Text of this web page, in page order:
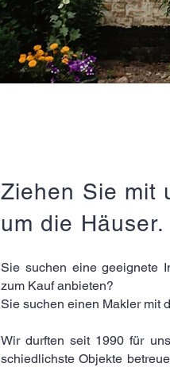
Ziehen Sie mit
um die Häuser.
Sie suchen eine geeignete
zum Kauf anbieten?
Sie suchen einen Makler mit
Wir durften seit 1990 für
schiedlichste Objekte